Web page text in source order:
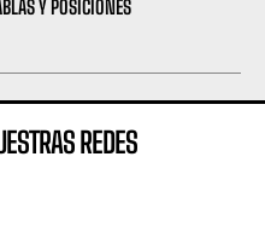
Y POSICIONES
REDES